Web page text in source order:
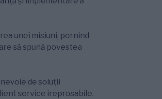
unei misiuni, pornind
să spună povestea
de soluții
service ireprosabile.